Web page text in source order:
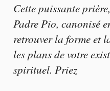
Cette puissante
Padre Pio, canonisé
retrouver la forme et
les plans de votre
spirituel. Priez